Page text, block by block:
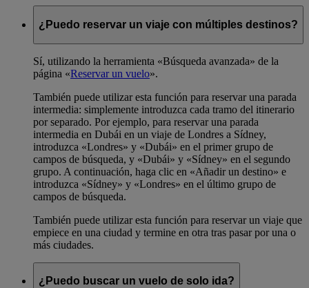
¿Puedo reservar un viaje con múltiples destinos?
Sí, utilizando la herramienta «Búsqueda avanzada» de la
página «Reservar un vuelo».
También puede utilizar esta función para reservar una parada
intermedia: simplemente introduzca cada tramo del itinerario
por separado. Por ejemplo, para reservar una parada
intermedia en Dubái en un viaje de Londres a Sídney,
introduzca «Londres» y «Dubái» en el primer grupo de
campos de búsqueda, y «Dubái» y «Sídney» en el segundo
grupo. A continuación, haga clic en «Añadir un destino» e
introduzca «Sídney» y «Londres» en el último grupo de
campos de búsqueda.
También puede utilizar esta función para reservar un viaje que
empiece en una ciudad y termine en otra tras pasar por una o
más ciudades.
¿Puedo buscar un vuelo de solo ida?